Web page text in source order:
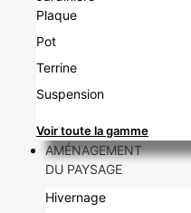
Plaque
Pot
Terrine
Suspension
Voir toute la gamme
AMÉNAGEMENT
DU PAYSAGE
Hivernage